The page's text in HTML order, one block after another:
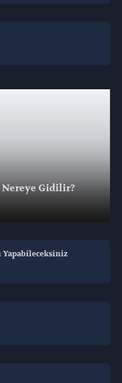
Nereye Gidilir?
Yapabileceksiniz